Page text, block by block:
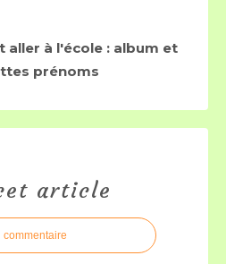
aller à l'école : album et
prénoms
article
commentaire